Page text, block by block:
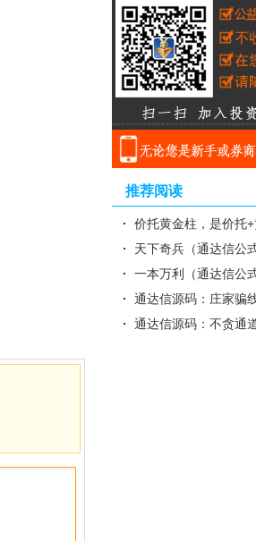
推荐阅读
价托黄金柱，是价托
穿三的组合公式( 通达
天下奇兵（通达信公式
一本万利（通达信公式
通达信源码：庄家骗
底,股海淘金
通达信源码：不贪通